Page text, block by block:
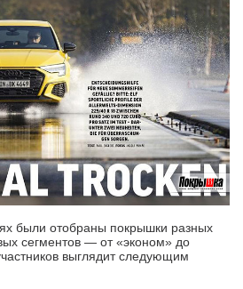
были отобраны покрышки разных
сегментов — от «эконом» до
выглядит следующим